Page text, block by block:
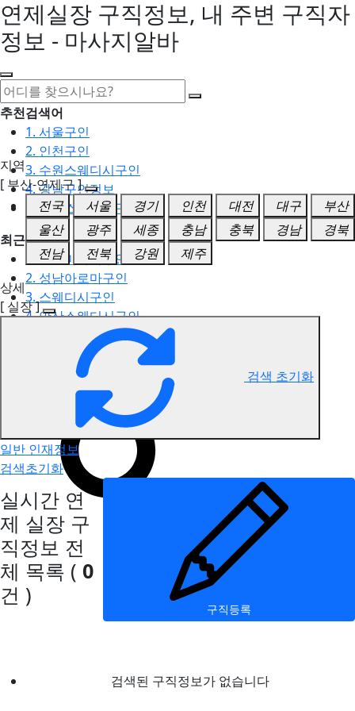
연제실장 구직정보, 내 주변 구직자
정보 - 마사지알바
추천검색어
1. 서울구인
2. 인천구인
3. 수원스웨디시구인
4. 강남구인정보
5. 동탄스웨디시구인
최근검색어
1. 일산마사지구인
2. 성남아로마구인
3. 스웨디시구인
4. 안산스웨디시구인
5. 아로마구인
연제 실장 구직정보
지역
[ 부산-연제구 ]
전국
서울 경기 인천 대전 대구
부산
울산
광주 세종 충남 충북 경남
경북
전남
전북 강원
제주
상세
[ 실장 ]
검색 초기화
일반 인재정보
검색초기화
실시간 연
제 실장 구
직정보 전
체 목록 ( 0
건 )
구직등록
검색된 구직정보가 없습니다